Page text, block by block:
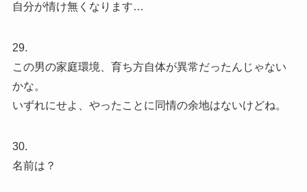
自分が情け無くなります…
29.
この男の家庭環境、育ち方自体が異常だったんじゃない
かな。
いずれにせよ、やったことに同情の余地はないけどね。
30.
名前は？